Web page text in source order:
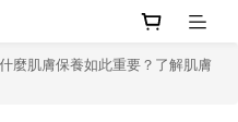
麼肌膚保養如此重要？了解肌膚